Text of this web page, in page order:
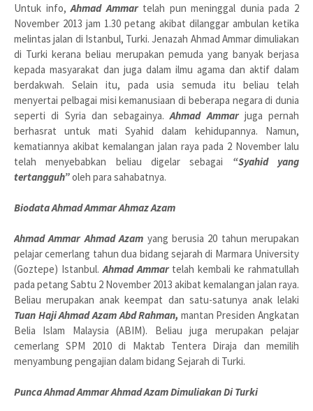
Untuk info,Ahmad Ammar telah pun meninggal dunia pada 2
November 2013 jam 1.30 petang akibat dilanggar ambulan ketika
melintas jalan di Istanbul, Turki. Jenazah Ahmad Ammar dimuliakan
di Turki kerana beliau merupakan pemuda yang banyak berjasa
kepada masyarakat dan juga dalam ilmu agama dan aktif dalam
berdakwah. Selain itu, pada usia semuda itu beliau telah
menyertai pelbagai misi kemanusiaan di beberapa negara di dunia
seperti di Syria dan sebagainya.Ahmad Ammar juga pernah
berhasrat untuk mati Syahid dalam kehidupannya. Namun,
kematiannya akibat kemalangan jalan raya pada 2 November lalu
telah menyebabkan beliau digelar sebagai “Syahid yang
tertangguh”oleh para sahabatnya.
Biodata Ahmad Ammar Ahmaz Azam
Ahmad Ammar Ahmad Azam yang berusia 20 tahun merupakan
pelajar cemerlang tahun dua bidang sejarah di Marmara University
(Goztepe) Istanbul.Ahmad Ammar telah kembali ke rahmatullah
pada petang Sabtu 2 November 2013 akibat kemalangan jalan raya.
Beliau merupakan anak keempat dan satu-satunya anak lelaki
Tuan Haji Ahmad Azam Abd Rahman, mantan Presiden Angkatan
Belia Islam Malaysia (ABIM). Beliau juga merupakan pelajar
cemerlang SPM 2010 di Maktab Tentera Diraja dan memilih
menyambung pengajian dalam bidang Sejarah di Turki.
Punca Ahmad Ammar Ahmad Azam Dimuliakan Di Turki